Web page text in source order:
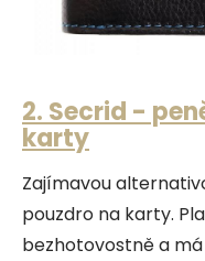
2. Secrid -
karty
Zajímavou
pouzdro na karty.
bezhotovostně a